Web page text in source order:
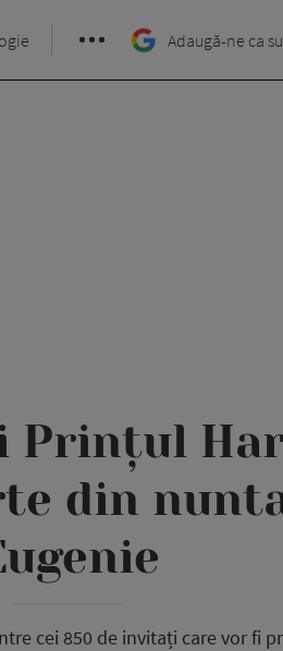
Adaugă-ne ca
Prințul
din
cei 850 de invitați care vor fi